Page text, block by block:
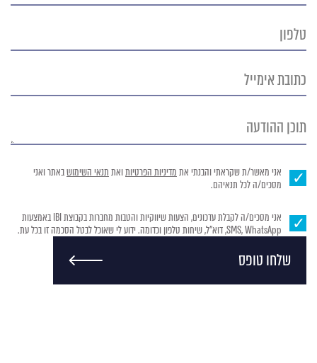
טלפון
כתובת
אימייל
תוכן
ההודעה
אני מאשר/ת שקראתי והבנתי את מדיניות הפרטיותואת תנאי השימושבאתר ואני
מסכים/ה לכל תנאיהם.
אני מסכים/ה לקבלת עדכונים, הצעות שיווקיות והטבות מחברות בקבוצת IBI באמצעות
SMS, WhatsApp, דוא"ל, שיחות טלפון וכדומה. ידוע לי שאוכל לבטל הסכמה זו בכל עת.
שלחו טופס